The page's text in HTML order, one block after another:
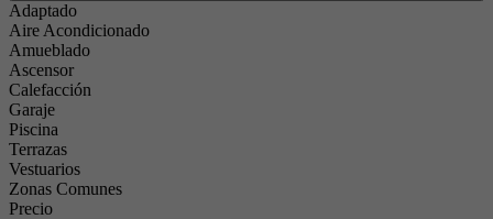
Adaptado
Aire Acondicionado
Amueblado
Ascensor
Calefacción
Garaje
Piscina
Terrazas
Vestuarios
Zonas Comunes
Precio